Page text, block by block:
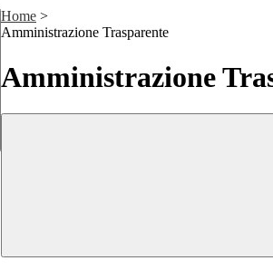
Home >
Amministrazione Trasparente
Amministrazione